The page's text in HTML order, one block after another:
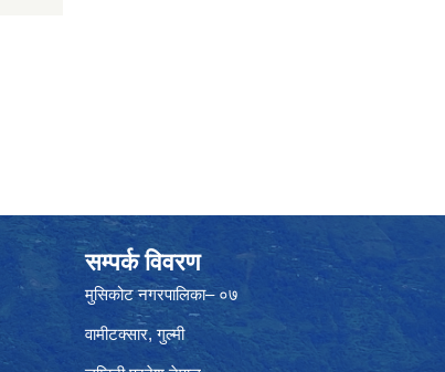
सम्पर्क विवरण
मुसिकोट नगरपालिका– ०७
वामीटक्सार, गुल्मी